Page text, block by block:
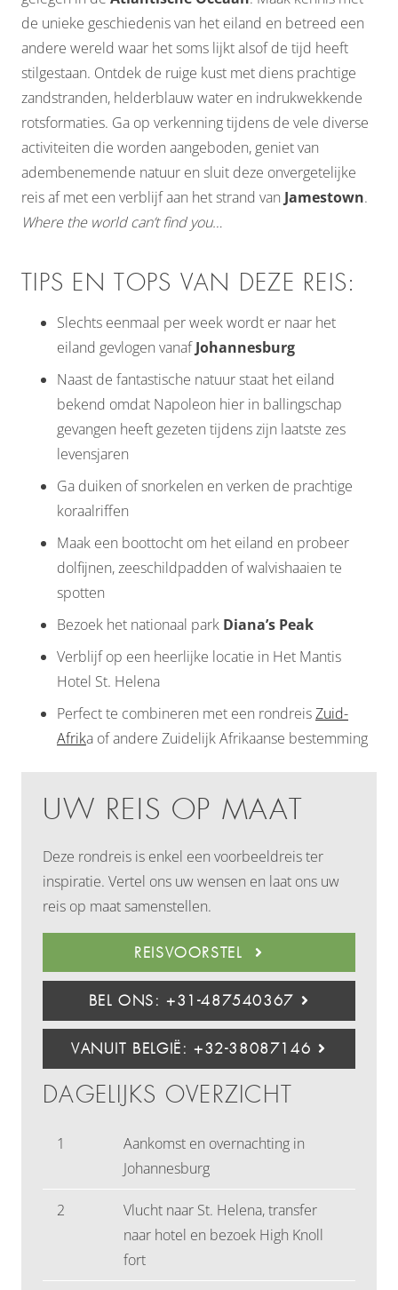
de unieke geschiedenis van het eiland en betreed een
andere wereld waar het soms lijkt alsof de tijd heeft
stilgestaan. Ontdek de ruige kust met diens prachtige
zandstranden, helderblauw water en indrukwekkende
rotsformaties. Ga op verkenning tijdens de vele diverse
activiteiten die worden aangeboden, geniet van
adembenemende natuur en sluit deze onvergetelijke
reis af met een verblijf aan het strand van Jamestown.
Where the world can’t find you…
TIPS EN TOPS VAN DEZE REIS:
Slechts eenmaal per week wordt er naar het
eiland gevlogen vanafJohannesburg
Naast de fantastische natuur staat het eiland
bekend omdat Napoleon hier in ballingschap
gevangen heeft gezeten tijdens zijn laatste zes
levensjaren
Ga duiken of snorkelen en verken de prachtige
koraalriffen
Maak een boottocht om het eiland en probeer
dolfijnen, zeeschildpadden of walvishaaien te
spotten
Bezoek het nationaal park Diana’s Peak
Verblijf op een heerlijke locatie in Het Mantis
Hotel St. Helena
Perfect te combineren met een rondreisZuid-
Afrika of andere Zuidelijk Afrikaanse bestemming
UW REIS OP MAAT
Deze rondreis is enkel een voorbeeldreis ter
inspiratie. Vertel ons uw wensen en laat ons uw
reis op maat samenstellen.
REISVOORSTEL
BEL ONS: +31-487540367
VANUIT BELGIË: +32-38087146
DAGELIJKS OVERZICHT
1
Aankomst en overnachting in
Johannesburg
2
Vlucht naar St. Helena, transfer
naar hotel en bezoek High Knoll
fort